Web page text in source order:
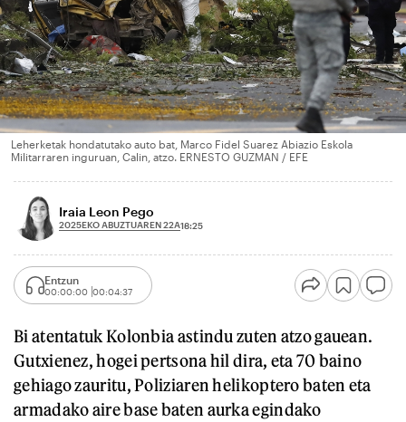
Leherketak hondatutako auto bat, Marco Fidel Suarez Abiazio Eskola
Militarraren inguruan, Calin, atzo. ERNESTO GUZMAN / EFE
Iraia Leon Pego
2025EKO ABUZTUAREN 22A18:25
Entzun
00:00:00 00:04:37
Bi atentatuk Kolonbia astindu zuten atzo gauean.
Gutxienez, hogei pertsona hil dira, eta 70 baino
gehiago zauritu, Poliziaren helikoptero baten eta
armadako aire base baten aurka egindako